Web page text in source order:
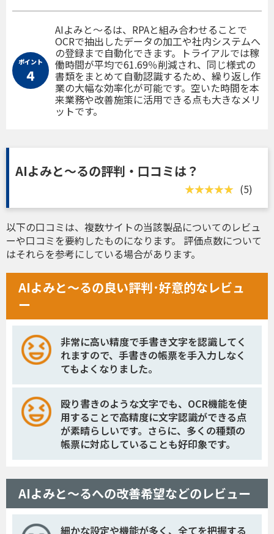
ポイント
４
AIよみと～るは、RPAと組み合わせることで
OCRで抽出したデータの加工や社内システムへ
の登録まで自動化できます。トライアルでは稼
働時間が平均で61.69％削減され、同じ様式の
書類をまとめて自動認識するため、繰り返し作
業の大幅な効率化が可能です。空いた時間を本
来業務や改善施策に活用できる点も大きなメリ
ットです。
AIよみと〜るの評判・口コミは？
(5)
以下の口コミは、複数サイトの当該製品についてのレビュ
ーや口コミを要約したものになります。 評価点数について
はそれらを参考にしている場合があります。
AIよみと〜るの良い評判･好意的なレビュ
ー
非常に高い精度で手書き文字を認識してく
れますので、手書きの帳票を手入力しなく
てもよくなりました。
殴り書きのような文字でも、OCR機能を使
用することで高精度に文字認識ができる点
が素晴らしいです。さらに、多くの種類の
帳票に対応していることも好印象です。
AIよみと〜るへの改善希望などのレビュー
細かな設定や機能が多く、全てを把握する